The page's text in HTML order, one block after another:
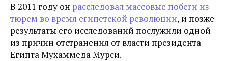
В 2011 году он расследовал массовые побеги из
тюрем во время египетской революции, и позже
результаты его исследований послужили одной
из причин отстранения от власти президента
Египта Мухаммеда Мурси.